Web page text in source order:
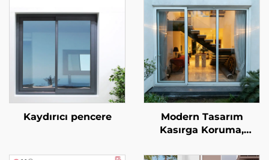
Kaydırıcı pencere
Modern Tasarım
Kasırga Koruma,
Dayanıklı Alüminyum